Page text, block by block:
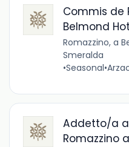
Commis de
Belmond
Romazzino, a
Smeralda
•Seasonal•
Addetto/a
Romazzino